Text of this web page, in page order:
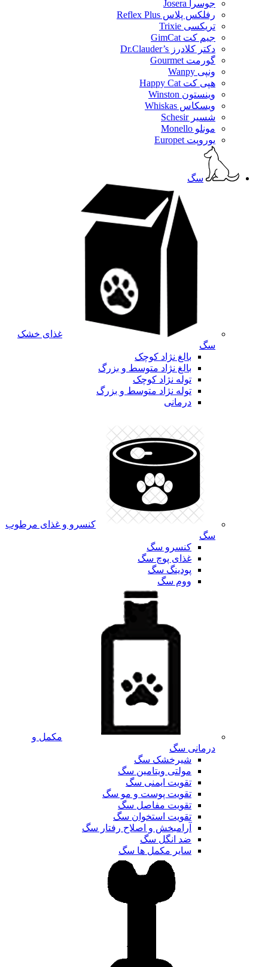
جوسرا Josera
رفلکس پلاس Reflex Plus
تریکسی Trixie
جیم کت GimCat
دکتر کلادرز Dr.Clauder’s
گورمت Gourmet
ونپی Wanpy
هپی کت Happy Cat
وینستون Winston
ویسکاس Whiskas
شسیر Schesir
مونلو Monello
یوروپت Europet
سگ
غذای خشک
سگ
بالغ نژاد کوچک
بالغ نژاد متوسط و بزرگ
توله نژاد کوچک
توله نژاد متوسط و بزرگ
درمانی
کنسرو و غذای مرطوب
سگ
کنسرو سگ
غذای پوچ سگ
پودینگ سگ
ووم سگ
مکمل و
درمانی سگ
شیرخشک سگ
مولتی ویتامین سگ
تقویت ایمنی سگ
تقویت پوست و مو سگ
تقویت مفاصل سگ
تقویت استخوان سگ
آرامبخش و اصلاح رفتار سگ
ضد انگل سگ
سایر مکمل ها سگ